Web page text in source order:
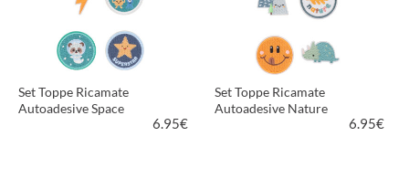
Set Toppe Ricamate
Autoadesive Space
6.95€
Set Toppe Ricamate
Autoadesive Nature
6.95€